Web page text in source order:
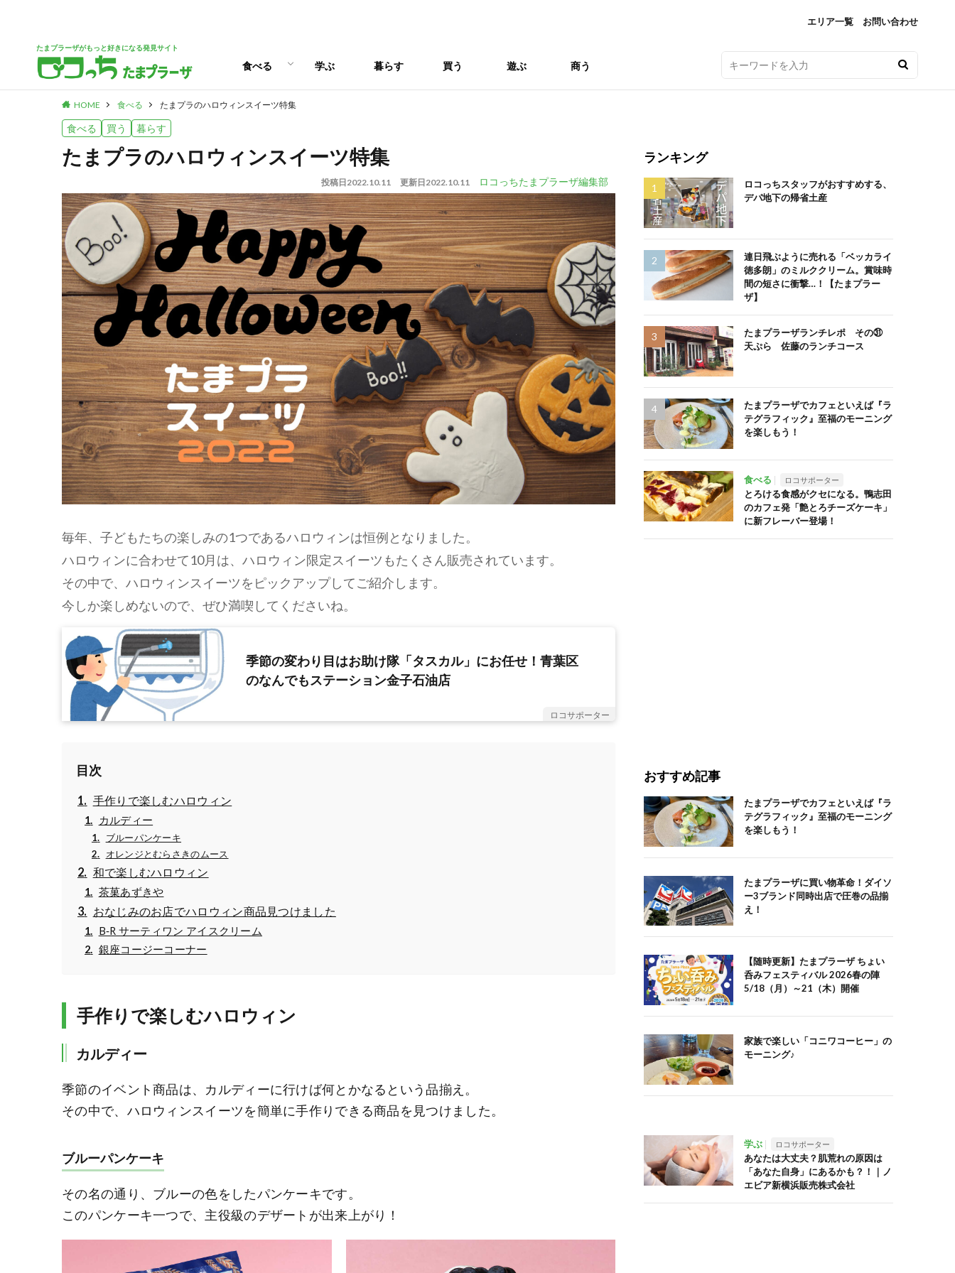
エリア一覧 お問い合わせ
たまプラーザがもっと好きになる発見サイト
食べる
パン
スイーツ
ランチ
カフェ
学ぶ 暮らす 買う 遊ぶ 商う
HOME 食べる たまプラのハロウィンスイーツ特集
食べる 買う 暮らす
たまプラのハロウィンスイーツ特集
投稿日2022.10.11 更新日2022.10.11 ロコっちたまプラーザ編集部
毎年、子どもたちの楽しみの1つであるハロウィンは恒例となりました。
ハロウィンに合わせて10月は、ハロウィン限定スイーツもたくさん販売されています。
その中で、ハロウィンスイーツをピックアップしてご紹介します。
今しか楽しめないので、ぜひ満喫してくださいね。
季節の変わり目はお助け隊「タスカル」にお任せ！青葉区
のなんでもステーション金子石油店
ロコサポーター
目次
手作りで楽しむハロウィン
カルディー
ブルーパンケーキ
オレンジとむらさきのムース
和で楽しむハロウィン
茶菓あずきや
おなじみのお店でハロウィン商品見つけました
B‐R サーティワン アイスクリーム
銀座コージーコーナー
手作りで楽しむハロウィン
カルディー
季節のイベント商品は、カルディーに行けば何とかなるという品揃え。
その中で、ハロウィンスイーツを簡単に手作りできる商品を見つけました。
ブルーパンケーキ
その名の通り、ブルーの色をしたパンケーキです。
このパンケーキ一つで、主役級のデザートが出来上がり！
ランキング
ロコっちスタッフがおすすめする、
デパ地下の帰省土産
連日飛ぶように売れる「ベッカライ
徳多朗」のミルククリーム。賞味時
間の短さに衝撃…！【たまプラー
ザ】
たまプラーザランチレポ その㉛
天ぷら 佐藤のランチコース
たまプラーザでカフェといえば『ラ
テグラフィック』至福のモーニング
を楽しもう！
食べる ロコサポーター
とろける食感がクセになる。鴨志田
のカフェ発「艶とろチーズケーキ」
に新フレーバー登場！
おすすめ記事
たまプラーザでカフェといえば『ラ
テグラフィック』至福のモーニング
を楽しもう！
たまプラーザに買い物革命！ダイソ
ー3ブランド同時出店で圧巻の品揃
え！
【随時更新】たまプラーザ ちょい
呑みフェスティバル 2026春の陣
5/18（月）～21（木）開催
家族で楽しい「コニワコーヒー」の
モーニング♪
学ぶ ロコサポーター
あなたは大丈夫？肌荒れの原因は
「あなた自身」にあるかも？！｜ノ
エビア新横浜販売株式会社